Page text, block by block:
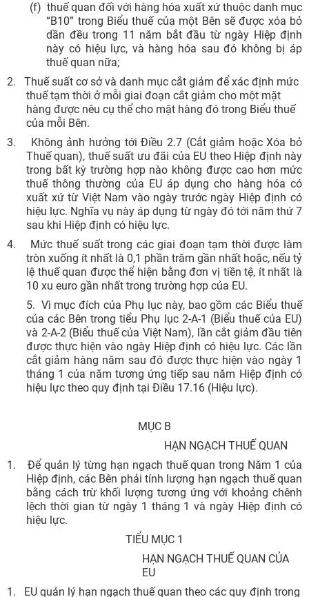
(f) thuế quan đối với hàng hóa xuất xứ thuộc danh mục
“B10” trong Biểu thuế của một Bên sẽ được xóa bỏ
dần đều trong 11 năm bắt đầu từ ngày Hiệp định
này có hiệu lực, và hàng hóa sau đó không bị áp
thuế quan nữa;
2.
Thuế suất cơ sở và danh mục cắt giảm để xác định mức
thuế tạm thời ở mỗi giai đoạn cắt giảm cho một mặt
hàng được nêu cụ thể cho mặt hàng đó trong Biểu thuế
của mỗi Bên.
3.
Không ảnh hưởng tới Điều 2.7 (Cắt giảm hoặc Xóa bỏ
Thuế quan), thuế suất ưu đãi của EU theo Hiệp định này
trong bất kỳ trường hợp nào không được cao hơn mức
thuế thông thường của EU áp dụng cho hàng hóa có
xuất xứ từ Việt Nam vào ngày trước ngày Hiệp định có
hiệu lực. Nghĩa vụ này áp dụng từ ngày đó tới năm thứ 7
sau khi Hiệp định có hiệu lực.
4.
Mức thuế suất trong các giai đoạn tạm thời được làm
tròn xuống ít nhất là 0,1 phần trăm gần nhất hoặc, nếu tỷ
lệ thuế quan được thể hiện bằng đơn vị tiền tệ, ít nhất là
10 xu euro gần nhất trong trường hợp của EU.
5. Vì mục đích của Phụ lục này, bao gồm các Biểu thuế
của các Bên trong tiểu Phụ lục 2-A-1 (Biểu thuế của EU)
và 2-A-2 (Biểu thuế của Việt Nam), lần cắt giảm đầu tiên
được thực hiện vào ngày Hiệp định có hiệu lực. Các lần
cắt giảm hàng năm sau đó được thực hiện vào ngày 1
tháng 1 của năm tương ứng tiếp sau năm Hiệp định có
hiệu lực theo quy định tại Điều 17.16 (Hiệu lực).
MỤC B
HẠN NGẠCH THUẾ QUAN
1.
Để quản lý từng hạn ngạch thuế quan trong Năm 1 của
Hiệp định, các Bên phải tính lượng hạn ngạch thuế quan
bằng cách trừ khối lượng tương ứng với khoảng chênh
lệch thời gian từ ngày 1 tháng 1 và ngày Hiệp định có
hiệu lực.
TIỂU MỤC 1
HẠN NGẠCH THUẾ QUAN CỦA
EU
1.
EU quản lý hạn ngạch thuế quan theo các quy định trong